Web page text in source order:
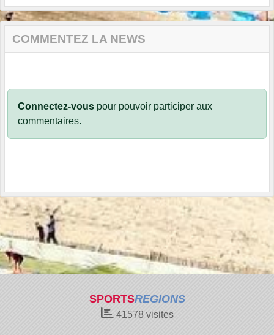
COMMENTEZ LA NEWS
Connectez-vous pour pouvoir participer aux
commentaires.
SPORTSREGIONS
41578visites